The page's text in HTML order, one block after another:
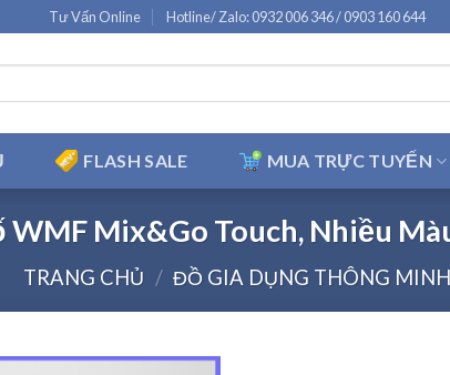
Tư Vấn Online Hotline/ Zalo: 0932 006 346 / 0903 160 644
FLASH SALE MUA TRỰC TUYẾN
WMF Mix&Go Touch, Nhiều
TRANG CHỦ / ĐỒ GIA DỤNG THÔNG MINH